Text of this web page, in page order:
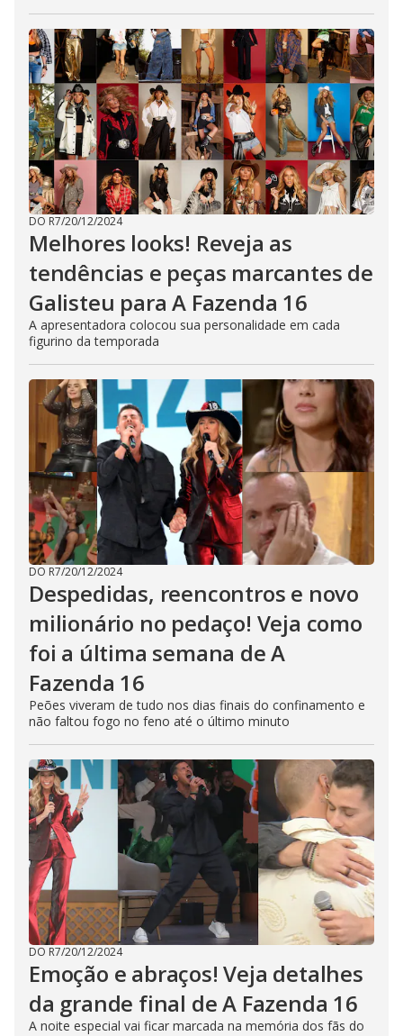
DO R7/20/12/2024
Melhores looks! Reveja as
tendências e peças marcantes de
Galisteu para A Fazenda 16
A apresentadora colocou sua personalidade em cada
figurino da temporada
DO R7/20/12/2024
Despedidas, reencontros e novo
milionário no pedaço! Veja como
foi a última semana de A
Fazenda 16
Peões viveram de tudo nos dias finais do confinamento e
não faltou fogo no feno até o último minuto
DO R7/20/12/2024
Emoção e abraços! Veja detalhes
da grande final de A Fazenda 16
A noite especial vai ficar marcada na memória dos fãs do